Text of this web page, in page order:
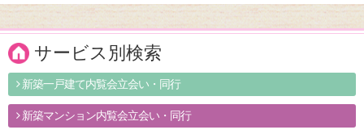
サービス別検索
新築一戸建て内覧会立会い・同行
新築マンション内覧会立会い・同行